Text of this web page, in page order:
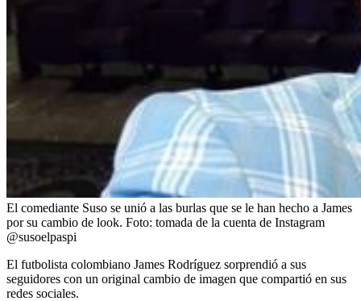
El comediante Suso se unió a las burlas que se le han hecho a James
por su cambio de look. Foto: tomada de la cuenta de Instagram
@susoelpaspi
El futbolista colombiano James Rodríguez sorprendió a sus
seguidores con un original cambio de imagen que compartió en sus
redes sociales.